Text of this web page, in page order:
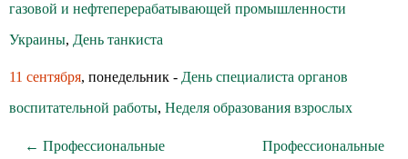
газовой и нефтеперерабатывающей промышленности
Украины, День танкиста
11 сентября, понедельник - День специалиста органов
воспитательной работы, Неделя образования взрослых
← Профессиональные
Профессиональные